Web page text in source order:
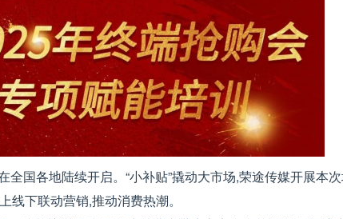
全国各地陆续开启。“小补贴”撬动大市场,荣途传媒开展本
下联动营销,推动消费热潮。